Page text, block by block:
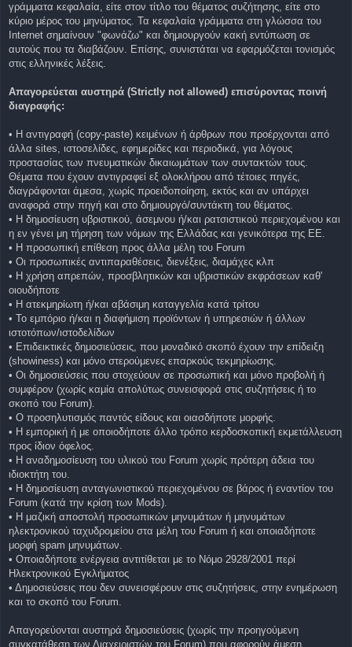
γράμματα κεφαλαία, είτε στον τίτλο του θέματος συζήτησης, είτε στο
κύριο μέρος του μηνύματος. Τα κεφαλαία γράμματα στη γλώσσα του
Internet σημαίνουν "φωνάζω" και δημιουργούν κακή εντύπωση σε
αυτούς που τα διαβάζουν. Επίσης, συνιστάται να εφαρμόζεται τονισμός
στις ελληνικές λέξεις.
Απαγορεύεται αυστηρά (Strictly not allowed) επισύροντας ποινή
διαγραφής:
• Η αντιγραφή (copy-paste) κειμένων ή άρθρων που προέρχονται από
άλλα sites, ιστοσελίδες, εφημερίδες και περιοδικά, για λόγους
προστασίας των πνευματικών δικαιωμάτων των συντακτών τους.
Θέματα που έχουν αντιγραφεί εξ ολοκλήρου από τέτοιες πηγές,
διαγράφονται άμεσα, χωρίς προειδοποίηση, εκτός και αν υπάρχει
αναφορά στην πηγή και στο δημιουργό/συντάκτη του θέματος.
• Η δημοσίευση υβριστικού, άσεμνου ή/και ρατσιστικού περιεχομένου και
η εν γένει μη τήρηση των νόμων της Ελλάδας και γενικότερα της ΕΕ.
• Η προσωπική επίθεση προς άλλα μέλη του Forum
• Οι προσωπικές αντιπαραθέσεις, διενέξεις, διαμάχες κλπ
• Η χρήση απρεπών, προσβλητικών και υβριστικών εκφράσεων καθ'
οιουδήποτε
• Η ατεκμηρίωτη ή/και αβάσιμη καταγγελία κατά τρίτου
• Το εμπόριο ή/και η διαφήμιση προϊόντων ή υπηρεσιών ή άλλων
ιστοτόπων/ιστοδελίδων
• Επιδεικτικές δημοσιεύσεις, που μοναδικό σκοπό έχουν την επίδειξη
(showiness) και μόνο στερούμενες επαρκούς τεκμηρίωσης.
• Οι δημοσιεύσεις που στοχεύουν σε προσωπική και μόνο προβολή ή
συμφέρον (χωρίς καμία απολύτως συνεισφορά στις συζητήσεις ή το
σκοπό του Forum).
• Ο προσηλυτισμός παντός είδους και οιασδήποτε μορφής.
• Η εμπορική ή με οποιοδήποτε άλλο τρόπο κερδοσκοπική εκμετάλλευση
προς ίδιον όφελος.
• Η αναδημοσίευση του υλικού του Forum χωρίς πρότερη άδεια του
ιδιοκτήτη του.
• Η δημοσίευση ανταγωνιστικού περιεχομένου σε βάρος ή εναντίον του
Forum (κατά την κρίση των Mods).
• Η μαζική αποστολή προσωπικών μηνυμάτων ή μηνυμάτων
ηλεκτρονικού ταχυδρομείου στα μέλη του Forum ή και οποιαδήποτε
μορφή spam μηνυμάτων.
• Οποιαδήποτε ενέργεια αντιτίθεται με το Νόμο 2928/2001 περί
Ηλεκτρονικού Εγκλήματος
• Δημοσιεύσεις που δεν συνεισφέρουν στις συζητήσεις, στην ενημέρωση
και το σκοπό του Forum.
Απαγορεύονται αυστηρά δημοσιεύσεις (χωρίς την προηγούμενη
συγκατάθεση των Διαχειριστών του Forum) που αφορούν άμεση